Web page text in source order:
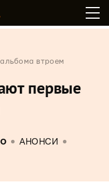
втроем
первые
АНОНСИ